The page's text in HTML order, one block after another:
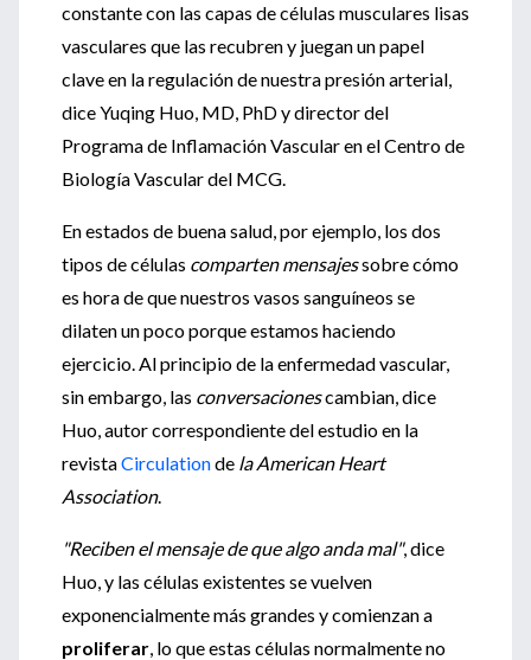
constante con las capas de células musculares lisas
vasculares que las recubren y juegan un papel
clave en la regulación de nuestra presión arterial,
dice Yuqing Huo, MD, PhD y director del
Programa de Inflamación Vascular en el Centro de
Biología Vascular del MCG.
En estados de buena salud, por ejemplo, los dos
tipos de células comparten mensajessobre cómo
es hora de que nuestros vasos sanguíneos se
dilaten un poco porque estamos haciendo
ejercicio. Al principio de la enfermedad vascular,
sin embargo, las conversacionescambian, dice
Huo, autor correspondiente del estudio en la
revistaCirculationde la American Heart
Association.
"Reciben el mensaje de que algo anda mal", dice
Huo, y las células existentes se vuelven
exponencialmente más grandes y comienzan a
proliferar, lo que estas células normalmente no